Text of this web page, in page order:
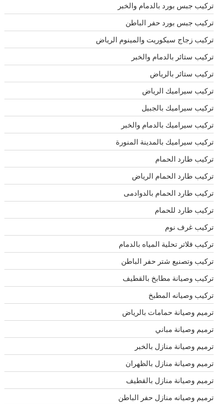
تركيب جبس بورد بالدمام والخبر
تركيب جبس بورد حفر الباطن
تركيب زجاج سيكوريت والمينوم الرياض
تركيب ستائر بالدمام والخبر
تركيب ستائر بالرياض
تركيب سيراميك الرياض
تركيب سيراميك بالجبيل
تركيب سيراميك بالدمام والخبر
تركيب سيراميك بالمدينة المنورة
تركيب طارد الحمام
تركيب طارد الحمام الرياض
تركيب طارد الحمام بالدوادمى
تركيب طارد للحمام
تركيب غرف نوم
تركيب فلاتر تحلية المياه بالدمام
تركيب وتصنيع شتر حفر الباطن
تركيب وصيانة مطابخ بالقطيف
تركيب وصيانه المطبخ
ترميم وصيانة حمامات بالرياض
ترميم وصيانة مباني
ترميم وصيانة منازل بالخبر
ترميم وصيانة منازل بالظهران
ترميم وصيانة منازل بالقطيف
ترميم وصيانه منازل حفر الباطن